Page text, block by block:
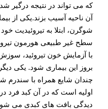
که می تواند در نتیجه درگیر
آن ناحیه آسیب بزند.یکی از
شوگرن، ابتلا به تیروئیدیت
سطح غیر طبیعی هورمون
با آزمایش خون تیروئید،
بروز این بیماری شود. یکی
چندان شایع همراه با سندرم
اولیه است که در آن کبد فرد
دیدگی بافت های کبدی می